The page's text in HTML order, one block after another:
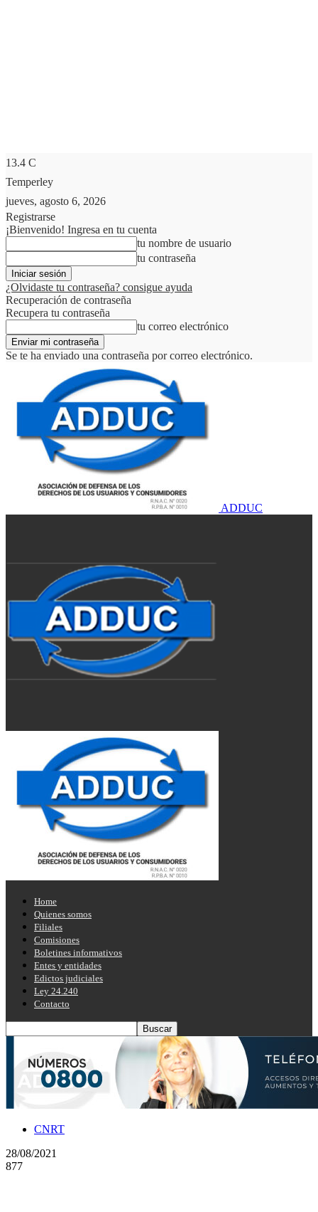
13.4 C
Temperley
jueves, agosto 6, 2026
Registrarse
¡Bienvenido! Ingresa en tu cuenta
tu nombre de usuario
tu contraseña
¿Olvidaste tu contraseña? consigue ayuda
Recuperación de contraseña
Recupera tu contraseña
tu correo electrónico
Se te ha enviado una contraseña por correo electrónico.
ADDUC
Home
Quienes somos
Filiales
Comisiones
Boletines informativos
Entes y entidades
Edictos judiciales
Ley 24.240
Contacto
CNRT
28/08/2021
877